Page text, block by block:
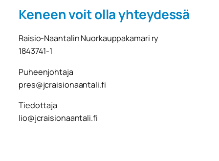
Keneen voit olla yhteydessä
Raisio-Naantalin Nuorkauppakamari ry
1843741-1
Puheenjohtaja
pres@jcraisionaantali.fi
Tiedottaja
lio@jcraisionaantali.fi